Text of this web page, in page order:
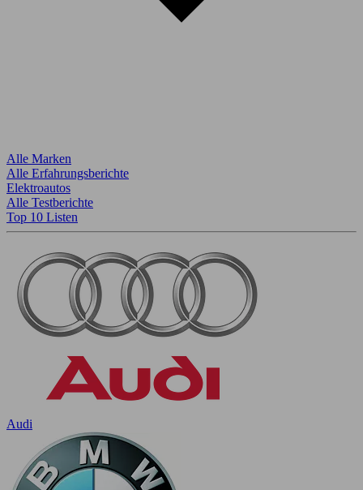
Alle Marken
Alle Erfahrungsberichte
Elektroautos
Alle Testberichte
Top 10 Listen
Audi